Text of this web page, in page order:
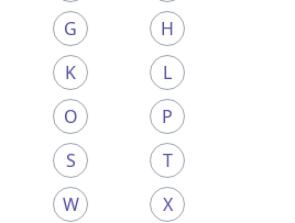
G
H
K
L
O
P
S
T
W
X